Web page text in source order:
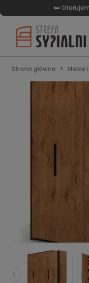
🛏️
Strona główna Meble